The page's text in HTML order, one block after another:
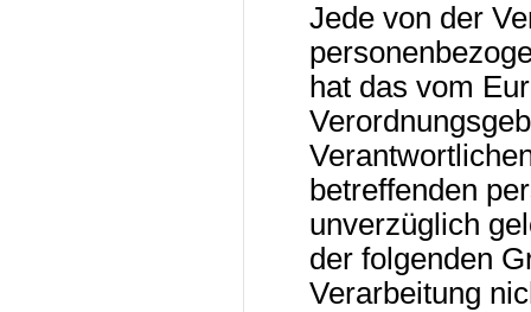
Jede von der
hat das vom
betreffenden
unverzüglich
der folgenden
Verarbeitung